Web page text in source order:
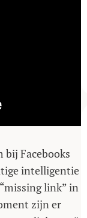
bij Facebooks
intelligentie
link” in
zijn er